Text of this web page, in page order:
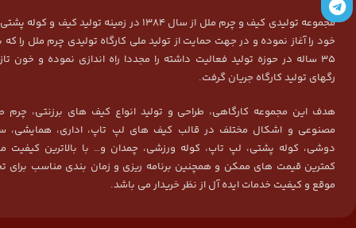
مجموعه تولیدی کیف و چرم ملل از سال 1384 در زمینه تولید کیف و
خود را آغاز نموده و در جهت حمایت از تولید ملی کارگاه تولیدی چرم ملل را که
35 ساله در حوزه تولید فعالیت داشته را مجددا راه اندازی نموده و خون
رگهای تولید کارگاه جریان گرفت.
هدف این مجموعه کارگاهی، طراحی و تولید انواع کیف های برزنتی، چرم
مصنوعی و اشکال مختلف در قالب کیف های لپ تاپ، اداری، همایشی،
دوشی، کوله پشتی، لپ تاپ، کوله ورزشی، چمدان و… با بالاترین کیفیت
کمترین قیمت های ممکن و همچنین برنامه ریزی و زمان بندی مناسب برای
موقع و کیفیت خدمات ایده آل از نظر خریدار می باشد.